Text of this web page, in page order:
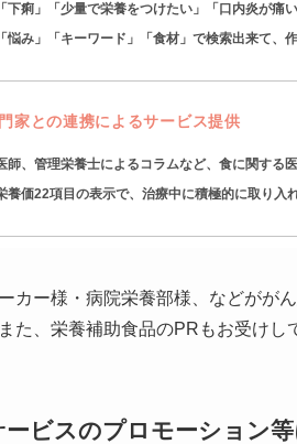
下痢」「少量で栄養をつけたい」「口内炎が痛
悩み」「キーワード」「食材」で検索出来て、
家との連携によるサービス提供
師、管理栄養士によるコラムなど、食に関する
養価22項目の表示で、治療中に積極的に取り入
カー様・病院栄養部様、などがが
た、栄養補助食品のPRもお受けし
ビスのプロモーション